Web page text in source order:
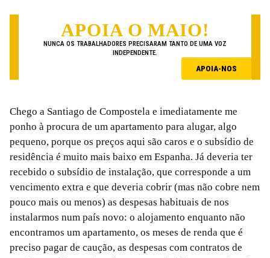
APOIA O MAIO!
NUNCA OS TRABALHADORES PRECISARAM TANTO DE UMA VOZ
INDEPENDENTE.
APOIA-NOS
Chego a Santiago de Compostela e imediatamente me
ponho à procura de um apartamento para alugar, algo
pequeno, porque os preços aqui são caros e o subsídio de
residência é muito mais baixo em Espanha. Já deveria ter
recebido o subsídio de instalação, que corresponde a um
vencimento extra e que deveria cobrir (mas não cobre nem
pouco mais ou menos) as despesas habituais de nos
instalarmos num país novo: o alojamento enquanto não
encontramos um apartamento, os meses de renda que é
preciso pagar de caução, as despesas com contratos de